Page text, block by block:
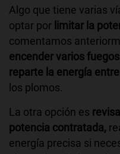
Algo que tiene varias
optar por limitar la
comentamos
encender varios
reparte la energía
los plomos.
La otra opción es
potencia contratada,
energía precisa si